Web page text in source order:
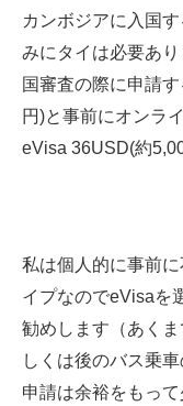
カンボジアに入国
みにタイは必要あ
国審査の際に申請
円)と事前にオンラ
eVisa 36USD(約
私は個人的に事前
イプなのでeVisaを
勧めします（あく
しくは後のバス乗
申請は余裕をもっ